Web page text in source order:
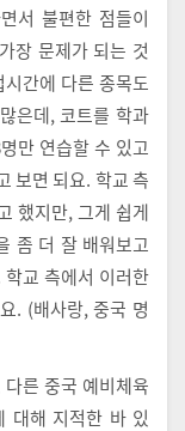
서 불편한 점들이
장 문제가 되는 것
간에 다른 종목도
은데, 코트를 학과
만 연습할 수 있고
보면 되요. 학교 측
했지만, 그게 쉽게
좀 더 잘 배워보고
교 측에서 이러한
. (배사랑, 중국 명
른 중국 예비체육
대해 지적한 바 있